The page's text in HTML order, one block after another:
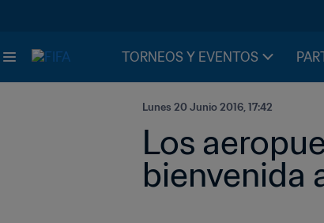
TORNEOS Y EVENTOS
Lunes 20 Junio 2016, 17:42
Los
bienvenida